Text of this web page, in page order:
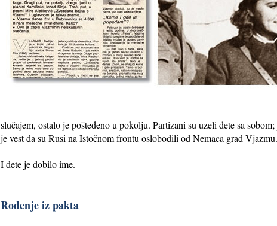
slučajem, ostalo je pošteđeno u pokolju. Partizani su uzeli dete sa
je vest da su Rusi na Istočnom frontu oslobodili od Nemaca grad
I dete je dobilo ime.
Rođenje iz pakta